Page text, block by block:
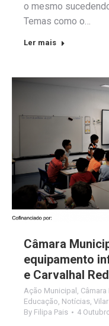
o mesmo
Temas como o…
Ler mais
Câmara
equipamento
e Carvalhal
Ação Municipal Câmara
Educação Notícias
By Filipa Pais 4